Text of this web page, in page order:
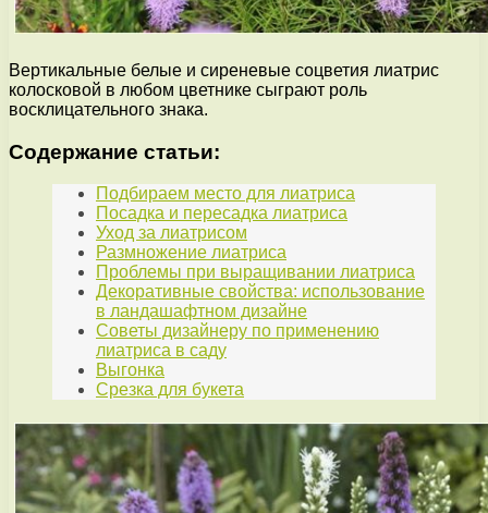
Вертикальные белые и сиреневые соцветия лиатрис
колосковой в любом цветнике сыграют роль
восклицательного знака.
Содержание статьи:
Подбираем место для лиатриса
Посадка и пересадка лиатриса
Уход за лиатрисом
Размножение лиатриса
Проблемы при выращивании лиатриса
Декоративные свойства: использование
в ландашафтном дизайне
Советы дизайнеру по применению
лиатриса в саду
Выгонка
Срезка для букета